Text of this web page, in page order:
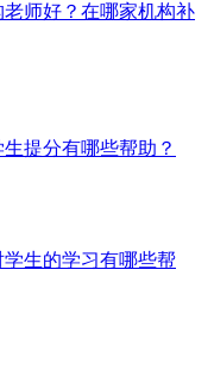
师好？在哪家机构补
提分有哪些帮助？
生的学习有哪些帮